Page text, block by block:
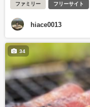
ファミリー フリーサイト
hiace0013
34